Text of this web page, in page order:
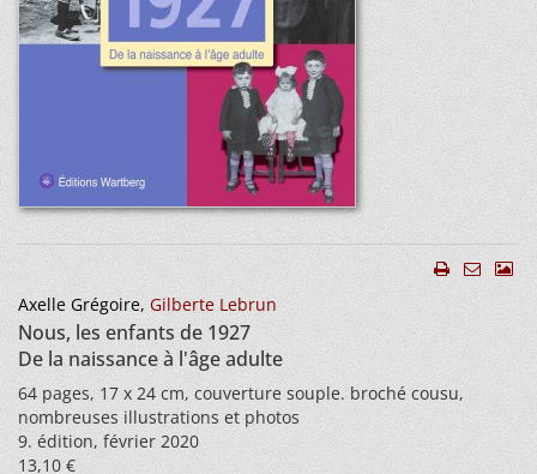
Axelle Grégoire, Gilberte Lebrun
Nous, les enfants de 1927
De la naissance à l'âge adulte
64 pages, 17 x 24 cm, couverture souple. broché cousu,
nombreuses illustrations et photos
9. édition, février 2020
13,10 €